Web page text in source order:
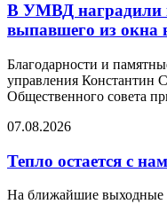
В УМВД наградили
выпавшего из окна
Благодарности и
управления Константин
Общественного совета
07.08.2026
Тепло остается с
На ближайшие выходные